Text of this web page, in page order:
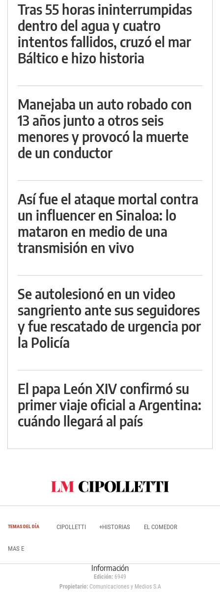
Tras 55 horas ininterrumpidas
dentro del agua y cuatro
intentos fallidos, cruzó el mar
Báltico e hizo historia
Manejaba un auto robado con
13 años junto a otros seis
menores y provocó la muerte
de un conductor
Así fue el ataque mortal contra
un influencer en Sinaloa: lo
mataron en medio de una
transmisión en vivo
Se autolesionó en un video
sangriento ante sus seguidores
y fue rescatado de urgencia por
la Policía
El papa León XIV confirmó su
primer viaje oficial a Argentina:
cuándo llegará al país
TEMAS DEL DÍA CIPOLLETTI +HISTORIAS EL COMEDOR
MAS E
Información
Edición: 6949
Propietario:Comunicaciones y Medios S.A